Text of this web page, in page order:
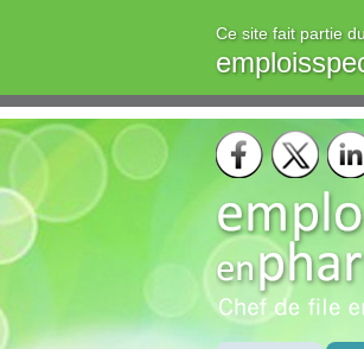
Ce site fait partie